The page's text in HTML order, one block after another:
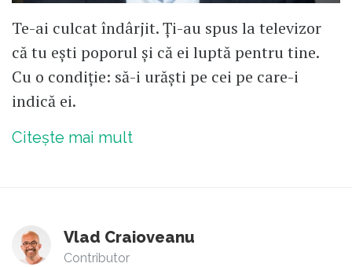
Te-ai culcat îndârjit. Ți-au spus la televizor
că tu ești poporul și că ei luptă pentru tine.
Cu o condiție: să-i urăști pe cei pe care-i
indică ei.
Citește mai mult
Vlad Craioveanu
Contributor